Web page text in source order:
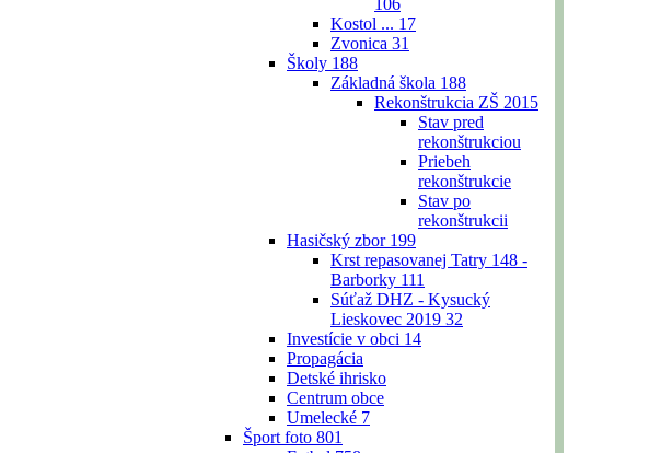
106
Kostol ... 17
Zvonica 31
Školy 188
Základná škola 188
Rekonštrukcia ZŠ 2015
Stav pred
rekonštrukciou
Priebeh
rekonštrukcie
Stav po
rekonštrukcii
Hasičský zbor 199
Krst repasovanej Tatry 148 -
Barborky 111
Súťaž DHZ - Kysucký
Lieskovec 2019 32
Investície v obci 14
Propagácia
Detské ihrisko
Centrum obce
Umelecké 7
Šport foto 801